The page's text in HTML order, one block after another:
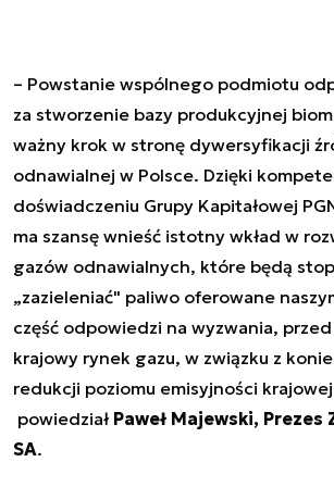
– Powstanie wspólnego podmiotu
za stworzenie bazy produkcyjnej
ważny krok w stronę dywersyfikacji
odnawialnej w Polsce. Dzięki
doświadczeniu Grupy Kapitałowej
ma szansę wnieść istotny wkład w
gazów odnawialnych, które będą
„zazieleniać" paliwo oferowane
część odpowiedzi na wyzwania,
krajowy rynek gazu, w związku z
redukcji poziomu emisyjności
powiedział Paweł Majewski, Prezes
SA.